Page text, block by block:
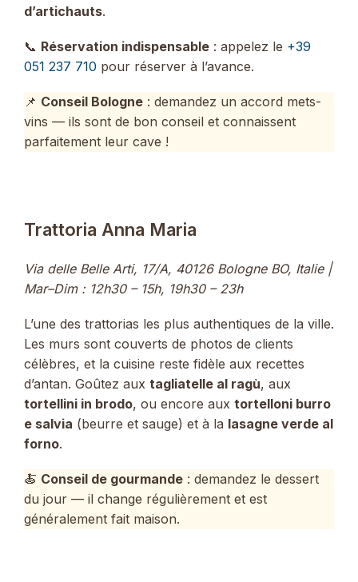
d’artichauts.
📞 Réservation indispensable : appelez le +39
051 237 710 pour réserver à l’avance.
📌 Conseil Bologne : demandez un accord mets-
vins — ils sont de bon conseil et connaissent
parfaitement leur cave !
Trattoria Anna Maria
Via delle Belle Arti, 17/A, 40126 Bologne BO, Italie |
Mar–Dim : 12h30 – 15h, 19h30 – 23h
L’une des trattorias les plus authentiques de la ville.
Les murs sont couverts de photos de clients
célèbres, et la cuisine reste fidèle aux recettes
d’antan. Goûtez aux tagliatelle al ragù, aux
tortellini in brodo, ou encore aux tortelloni burro
e salvia (beurre et sauge) et à la lasagne verde al
forno.
🍝 Conseil de gourmande : demandez le dessert
du jour — il change régulièrement et est
généralement fait maison.